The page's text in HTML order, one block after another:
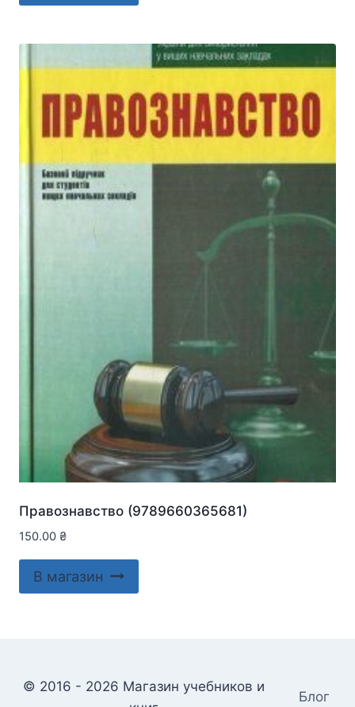
Правознавство (9789660365681)
150.00 ₴
В магазин
© 2016 - 2026 Магазин учебников и
Блог